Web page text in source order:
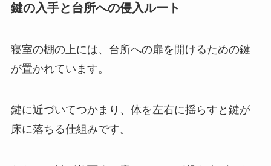
鍵の入手と台所への侵入ルート
寝室の棚の上には、台所への扉を開けるための鍵
が置かれています。
鍵に近づいてつかまり、体を左右に揺らすと鍵が
床に落ちる仕組みです。